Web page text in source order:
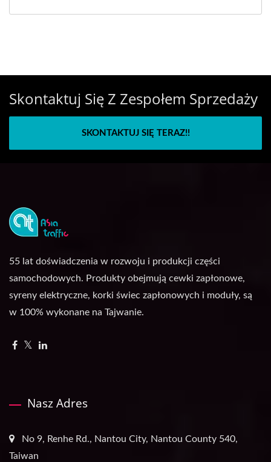
Skontaktuj Się Z Zespołem Sprzedaży
SKONTAKTUJ SIĘ TERAZ!!
55 lat doświadczenia w rozwoju i produkcji części
samochodowych. Produkty obejmują cewki zapłonowe,
syreny elektryczne, korki świec zapłonowych i moduły, są
w 100% wykonane na Tajwanie.
Nasz Adres
No 9, Renhe Rd., Nantou City, Nantou County 540,
Taiwan